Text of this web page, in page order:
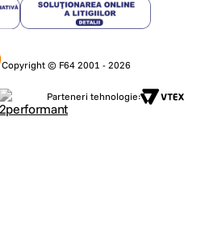
Copyright © F64 2001 - 2026
Parteneri tehnologie: